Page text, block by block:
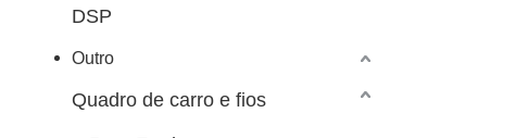
DSP
Outro
Quadro de carro e fios